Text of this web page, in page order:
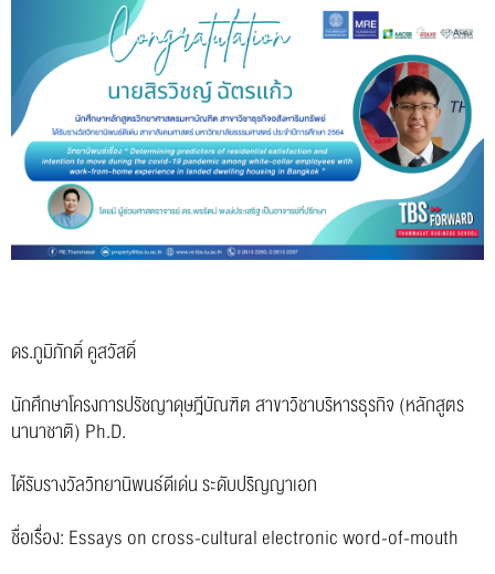
ดร.ภูมิภักดิ์ คูสวัสดิ์
นักศึกษาโครงการปรัชญาดุษฎีบัณฑิต สาขาวิชาบริหารธุรกิจ (หลักสูตร
นานาชาติ) Ph.D.
ได้รับรางวัลวิทยานิพนธ์ดีเด่น ระดับปริญญาเอก
ชื่อเรื่อง: Essays on cross-cultural electronic word-of-mouth